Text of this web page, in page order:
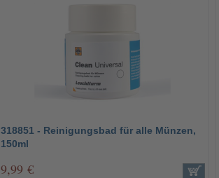
318851 - Reinigungsbad für alle Münzen,
150ml
9,99 €